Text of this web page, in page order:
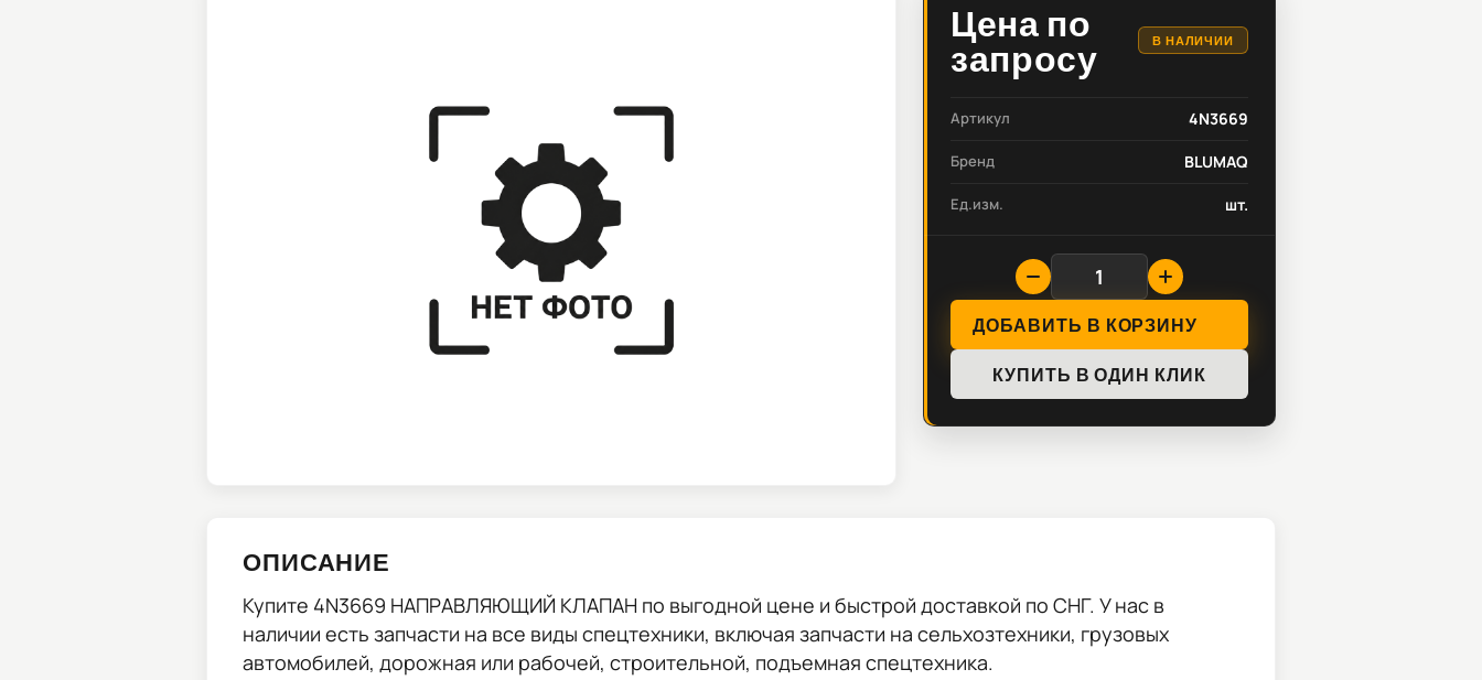
Цена по
запросу
В НАЛИЧИИ
Артикул 4N3669
Бренд BLUMAQ
Ед.изм. шт.
ДОБАВИТЬ В КОРЗИНУ
КУПИТЬ В ОДИН КЛИК
ОПИСАНИЕ
Купите 4N3669 НАПРАВЛЯЮЩИЙ КЛАПАН по выгодной цене и быстрой доставкой по СНГ. У нас в
наличии есть запчасти на все виды спецтехники, включая запчасти на сельхозтехники, грузовых
автомобилей, дорожная или рабочей, строительной, подъемная спецтехника.